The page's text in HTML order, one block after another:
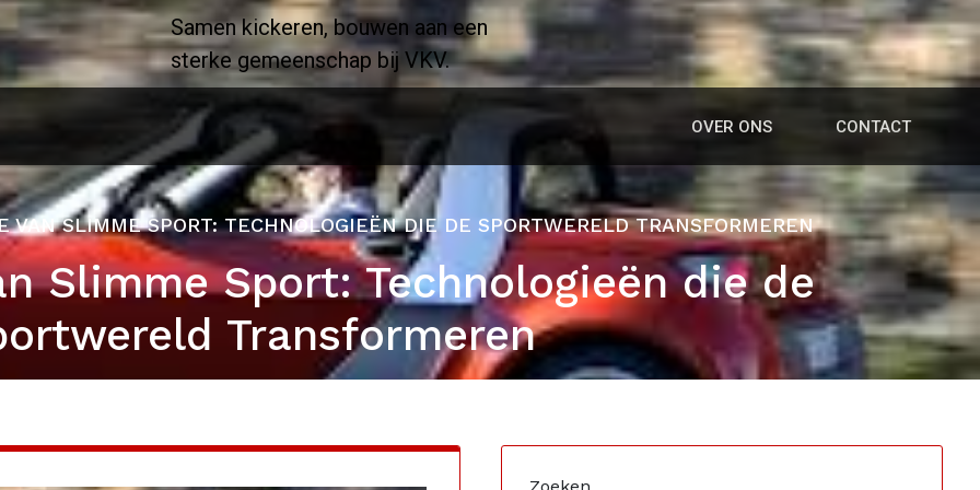
Samen kickeren, bouwen aan een
sterke gemeenschap bij VKV.
OVER ONS CONTACT
VAN SLIMME SPORT: TECHNOLOGIEËN DIE DE SPORTWERELD TRANSFORMEREN
Slimme Sport: Technologieën die de
Transformeren